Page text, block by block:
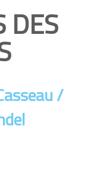
DES
/